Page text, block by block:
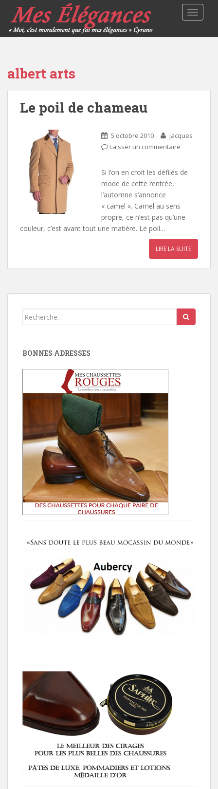
albert arts
Le poil de chameau
5 octobre 2010
jacques
Laisser un commentaire
Si l’on en croit les défilés de
mode de cette rentrée,
l’automne s’annonce
« camel ». Camel au sens
propre, ce n’est pas qu’une
couleur, c’est avant tout une matière. Le poil…
LIRE LA SUITE
Search
BONNES ADRESSES